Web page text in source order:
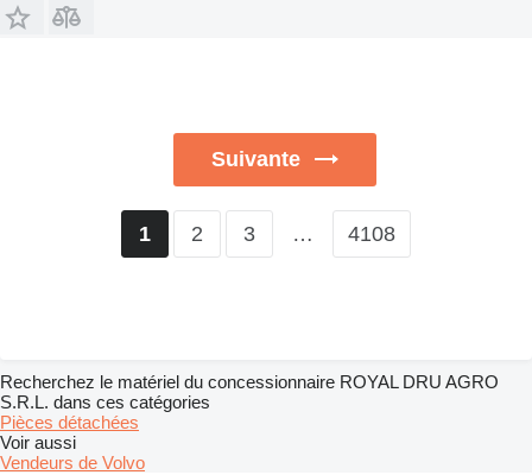
Suivante
1 2 3 … 4108
Recherchez le matériel du concessionnaire ROYAL DRU AGRO
S.R.L. dans ces catégories
Pièces détachées
Voir aussi
Vendeurs de Volvo